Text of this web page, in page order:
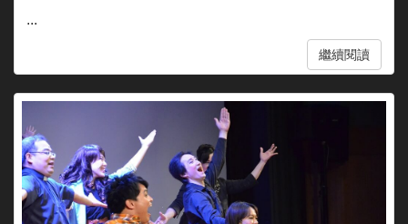
...
繼續閱讀